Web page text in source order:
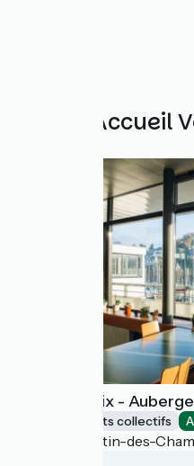
Autres Accueil
Ostal Morlaix -
Hébergements collectifs
Saint-Martin-des-